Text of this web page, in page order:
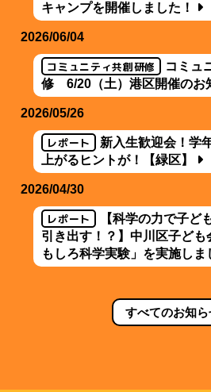
キャンプを開催しました！
2026/06/04
コミュニティ共創研修
コミュ
修 6/20（土）港区開催のお
2026/05/26
レポート
新入生歓迎会！学
上がるヒントが！【緑区】
2026/04/30
レポート
【科学の力で子ど
引き出す！？】中川区子ども
もしろ科学実験」を実施しま
すべてのお知ら